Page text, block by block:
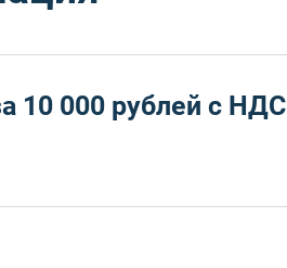
10 000 рублей с НДС